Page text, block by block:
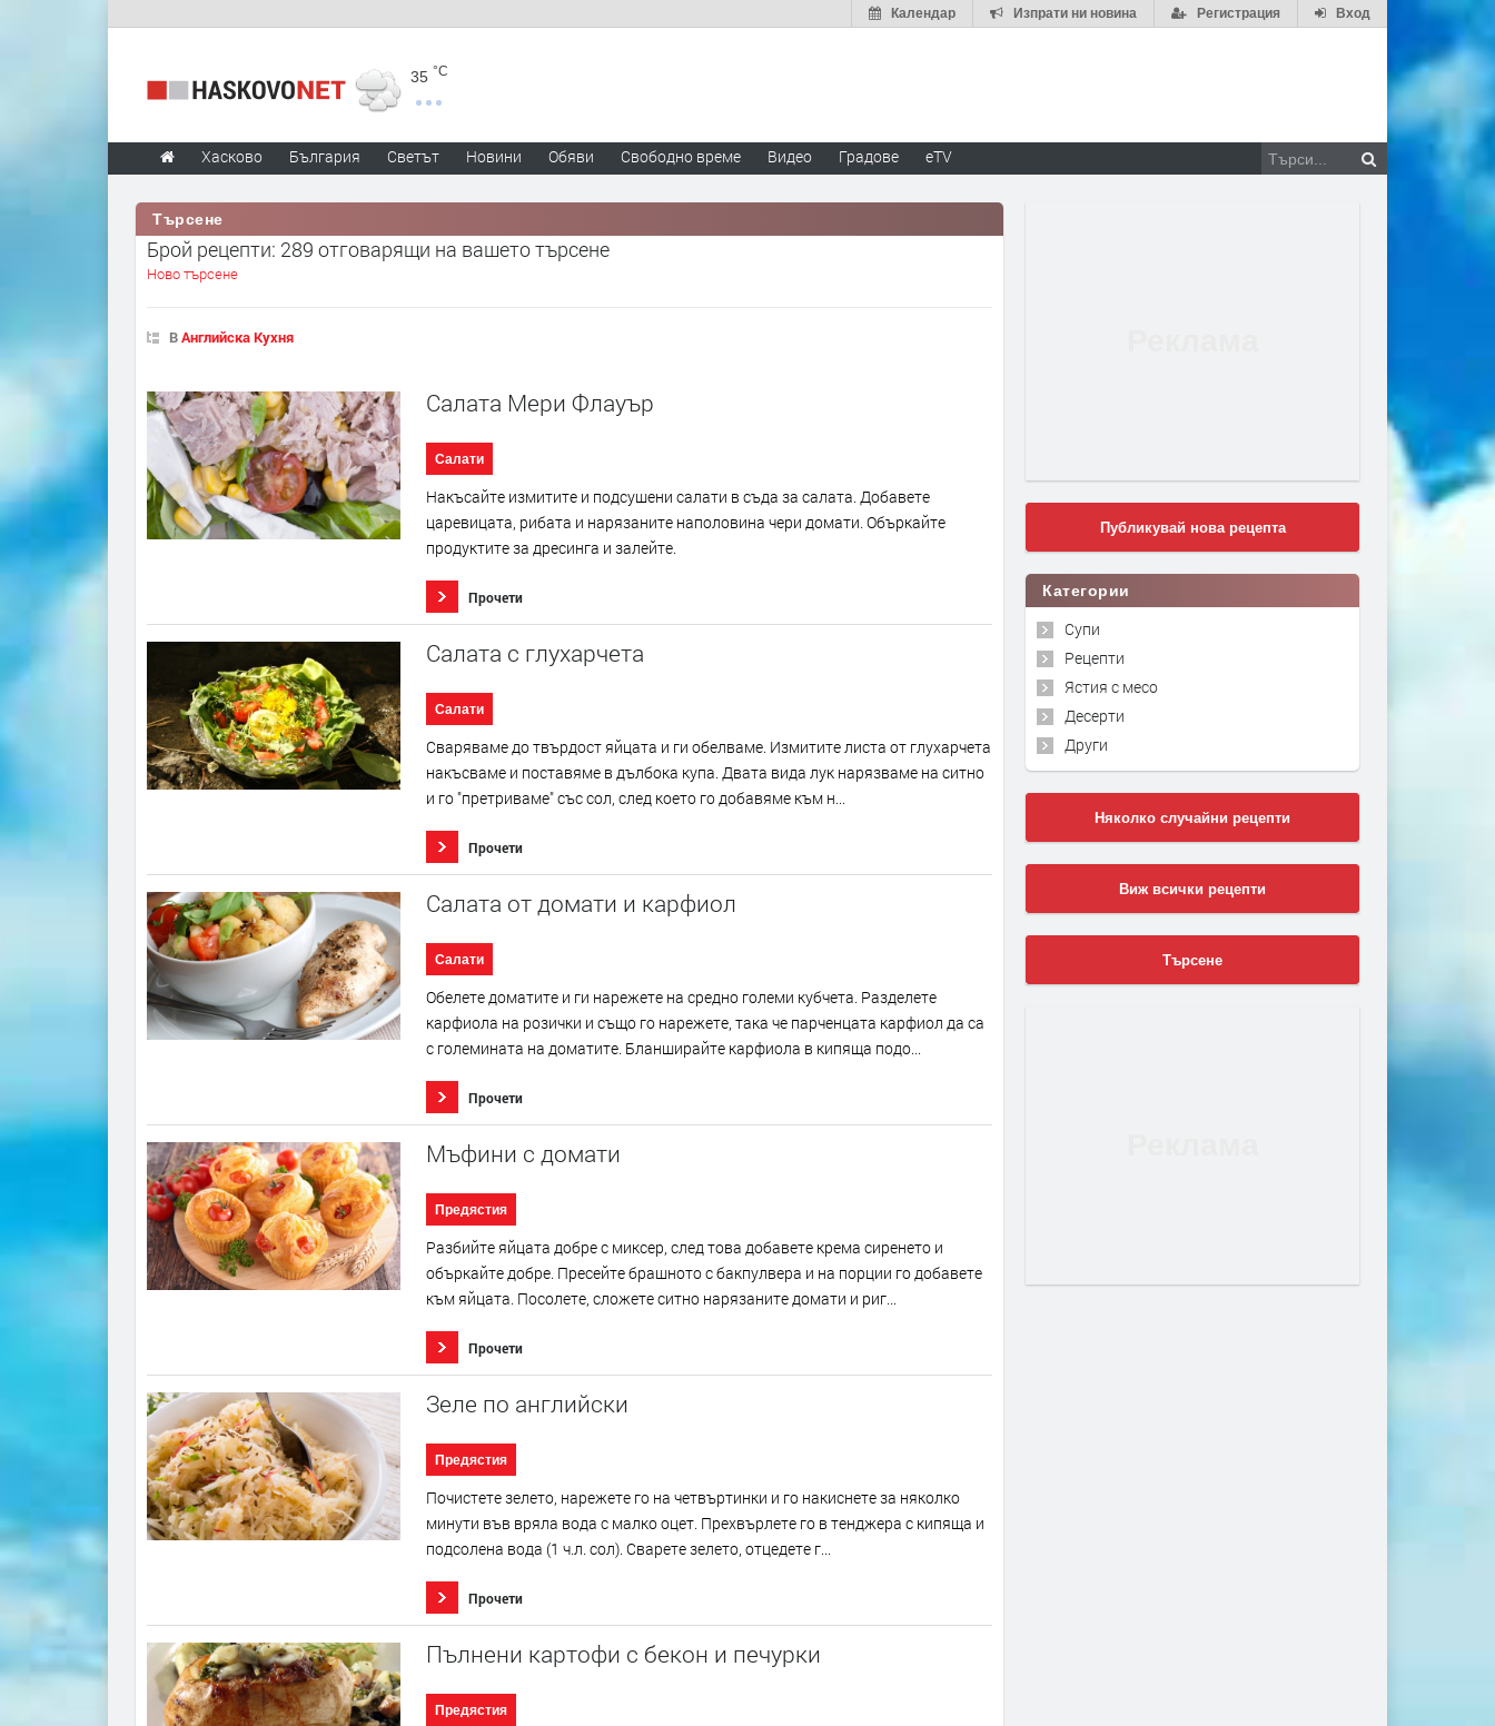
Вход
Регистрация
Изпрати ни новина
Календар
35 °C
Хасково България Светът Новини Обяви Свободно време Видео Градове eTV
Търсене
Брой рецепти: 289 отговарящи на вашето търсене
Ново търсене
ВАнглийска Кухня
Салата Мери Флауър
Салати
Накъсайте измитите и подсушени салати в съда за салата. Добавете
царевицата, рибата и нарязаните наполовина чери домати. Объркайте
продуктите за дресинга и залейте.
Прочети
Салата с глухарчета
Салати
Сваряваме до твърдост яйцата и ги обелваме. Измитите листа от глухарчета
накъсваме и поставяме в дълбока купа. Двата вида лук нарязваме на ситно
и го "претриваме" със сол, след което го добавяме към н...
Прочети
Салата от домати и карфиол
Салати
Обелете доматите и ги нарежете на средно големи кубчета. Разделете
карфиола на розички и също го нарежете, така че парченцата карфиол да са
с големината на доматите. Бланширайте карфиола в кипяща подо...
Прочети
Мъфини с домати
Предястия
Разбийте яйцата добре с миксер, след това добавете крема сиренето и
объркайте добре. Пресейте брашното с бакпулвера и на порции го добавете
към яйцата. Посолете, сложете ситно нарязаните домати и риг...
Прочети
Зеле по английски
Предястия
Почистете зелето, нарежете го на четвъртинки и го накиснете за няколко
минути във вряла вода с малко оцет. Прехвърлете го в тенджера с кипяща и
подсолена вода (1 ч.л. сол). Сварете зелето, отцедете г...
Прочети
Пълнени картофи с бекон и печурки
Предястия
Публикувай нова рецепта
Категории
Супи
Рецепти
Ястия с месо
Десерти
Други
Няколко случайни рецепти
Виж всички рецепти
Търсене